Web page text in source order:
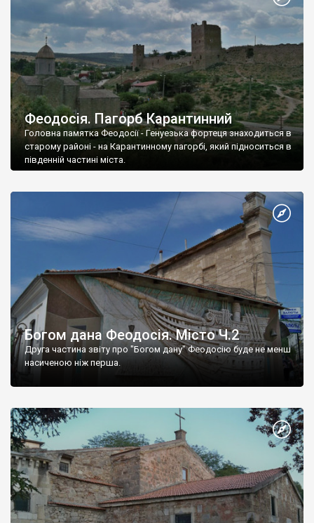
Феодосія. Пагорб Карантинний
Головна памятка Феодосії - Генуезька фортеця знаходиться в
старому районі - на Карантинному пагорбі, який підноситься в
південній частині міста.
Богом дана Феодосія. Місто Ч.2
Друга частина звіту про "Богом дану" Феодосію буде не менш
насиченою ніж перша.